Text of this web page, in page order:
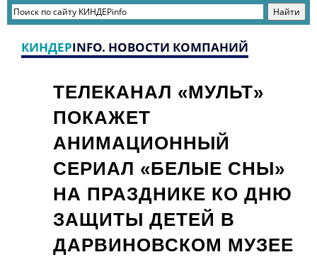
КИНДЕРINFO. НОВОСТИ КОМПАНИЙ
ТЕЛЕКАНАЛ «МУЛЬТ»
ПОКАЖЕТ
АНИМАЦИОННЫЙ
СЕРИАЛ «БЕЛЫЕ СНЫ»
НА ПРАЗДНИКЕ КО ДНЮ
ЗАЩИТЫ ДЕТЕЙ В
ДАРВИНОВСКОМ МУЗЕЕ